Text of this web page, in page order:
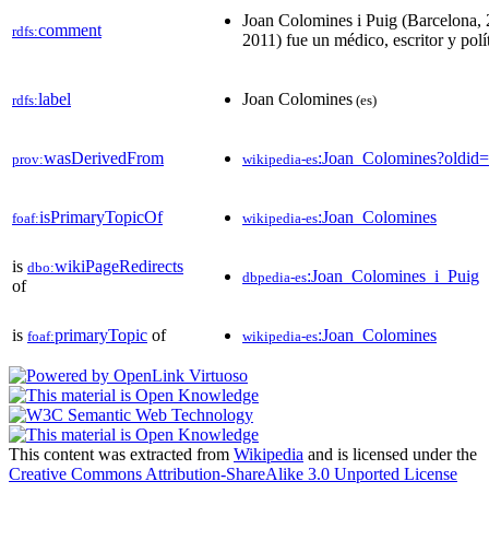
rdfs:comment
Joan Colomines i Puig
2011​) fue un médico, escritor y
rdfs:label Joan Colomines (es)
prov:wasDerivedFrom wikipedia-es
foaf:isPrimaryTopicOf wikipedia-es:Joan_Colomines
is dbo:wikiPageRedirects
of
dbpedia-es:Joan_Colomines_i_Puig
is foaf:primaryTopic of wikipedia-es:Joan_Colomines
This content was extracted from Wikipedia and is licensed under the
Creative Commons Attribution-ShareAlike 3.0 Unported License